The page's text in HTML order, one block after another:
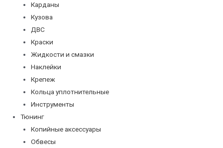
Карданы
Кузова
ДВС
Краски
Жидкости и смазки
Наклейки
Крепеж
Кольца уплотнительные
Инструменты
Тюнинг
Копийные аксессуары
Обвесы